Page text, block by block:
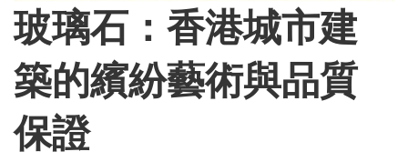
玻璃石：香港城市建
築的繽紛藝術與品質
保證